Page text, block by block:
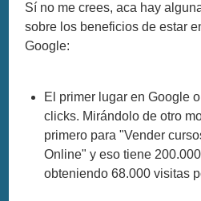
Sí no me crees, aca hay
sobre los beneficios de estar
Google:
El primer lugar en Google
clicks. Mirándolo de otro
primero para "Vender
Online" y eso tiene
obteniendo 68.000 visitas